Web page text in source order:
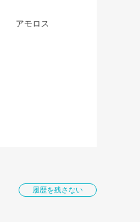
アモロス
履歴を残さない